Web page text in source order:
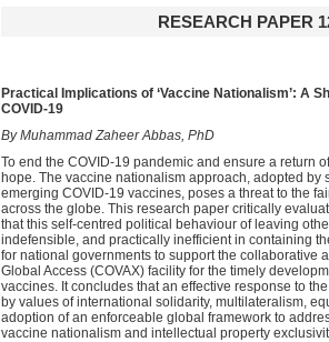
RESEARCH PAPER
Practical Implications of ‘Vaccine Nationalism’: A
COVID-19
By Muhammad Zaheer Abbas, PhD
To end the COVID-19 pandemic and ensure a return
hope. The vaccine nationalism approach, adopted
emerging COVID-19 vaccines, poses a threat to the
across the globe. This research paper critically
that this self-centred political behaviour of leaving
indefensible, and practically inefficient in containing
for national governments to support the collaborative
Global Access (COVAX) facility for the timely
vaccines. It concludes that an effective response to
by values of international solidarity, multilateralism,
adoption of an enforceable global framework to
vaccine nationalism and intellectual property